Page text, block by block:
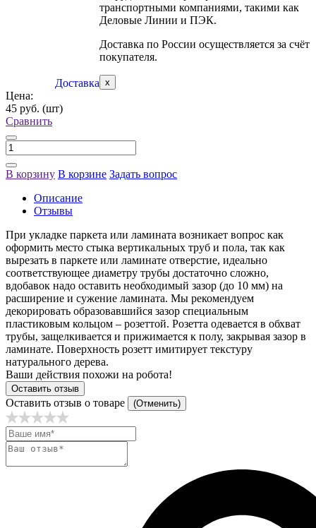
Доставка
транспортными компаниями, такими как
Деловые Линии и ПЭК.
Доставка по России осуществляется за счёт
покупателя.
x
Цена:
45 руб. (шт)
Сравнить
В корзину В корзине Задать вопрос
Описание
Отзывы
При укладке паркета или ламината возникает вопрос как
оформить место стыка вертикальных труб и пола, так как
вырезать в паркете или ламинате отверстие, идеально
соответствующее диаметру трубы достаточно сложно,
вдобавок надо оставить необходимый зазор (до 10 мм) на
расширение и сужение ламината. Мы рекомендуем
декорировать образовавшийся зазор специальным
пластиковым кольцом – розеттой. Розетта одевается в обхват
трубы, защелкивается и прижимается к полу, закрывая зазор в
ламинате. Поверхность розетт имитирует текстуру
натурального дерева.
Ваши действия похожи на робота!
Оставить отзыв
Оставить отзыв о товаре (Отменить)